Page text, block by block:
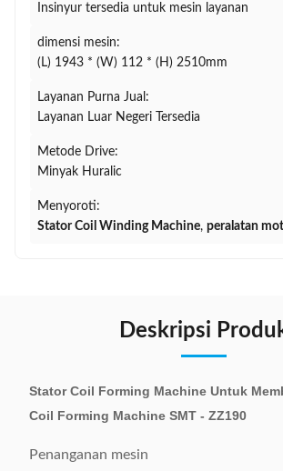
Insinyur tersedia untuk mesin layanan
dimensi mesin:
(L) 1943 * (W) 112 * (H) 2510mm
Layanan Purna Jual:
Layanan Luar Negeri Tersedia
Metode Drive:
Minyak Huralic
Menyoroti:
Stator Coil Winding Machine, peralatan
Deskripsi
Stator Coil Forming Machine Untuk
Coil Forming Machine SMT - ZZ190
Penanganan mesin